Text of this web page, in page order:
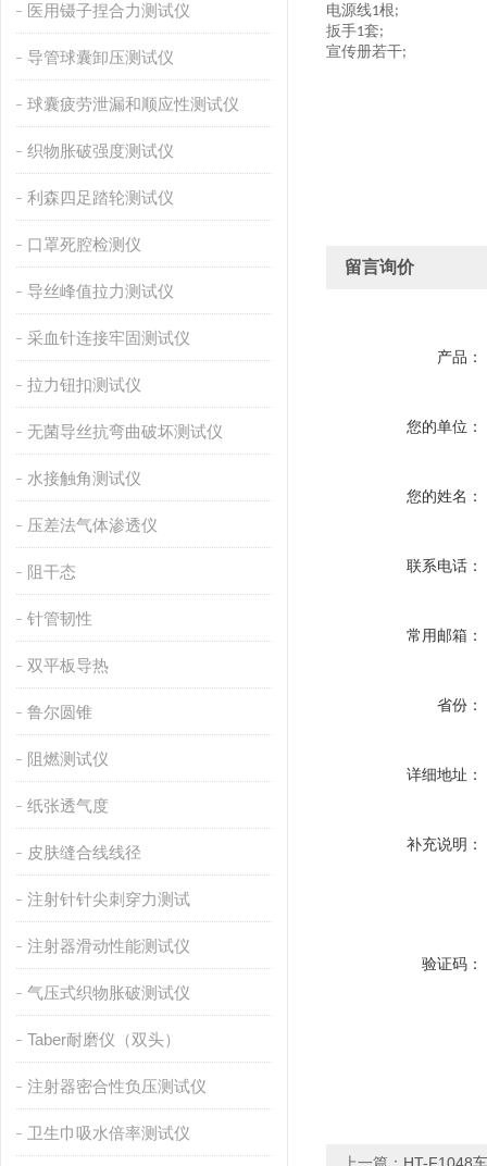
医用镊子捏合力测试仪
导管球囊卸压测试仪
球囊疲劳泄漏和顺应性测试仪
织物胀破强度测试仪
利森四足踏轮测试仪
口罩死腔检测仪
导丝峰值拉力测试仪
采血针连接牢固测试仪
拉力钮扣测试仪
无菌导丝抗弯曲破坏测试仪
水接触角测试仪
压差法气体渗透仪
阻干态
针管韧性
双平板导热
鲁尔圆锥
阻燃测试仪
纸张透气度
皮肤缝合线线径
注射针针尖刺穿力测试
注射器滑动性能测试仪
气压式织物胀破测试仪
Taber耐磨仪（双头）
注射器密合性负压测试仪
卫生巾吸水倍率测试仪
电源线1根;
扳手1套;
宣传册若干;
留言询价
产品：
您的单位：
您的姓名：
联系电话：
常用邮箱：
省份：
详细地址：
补充说明：
验证码：